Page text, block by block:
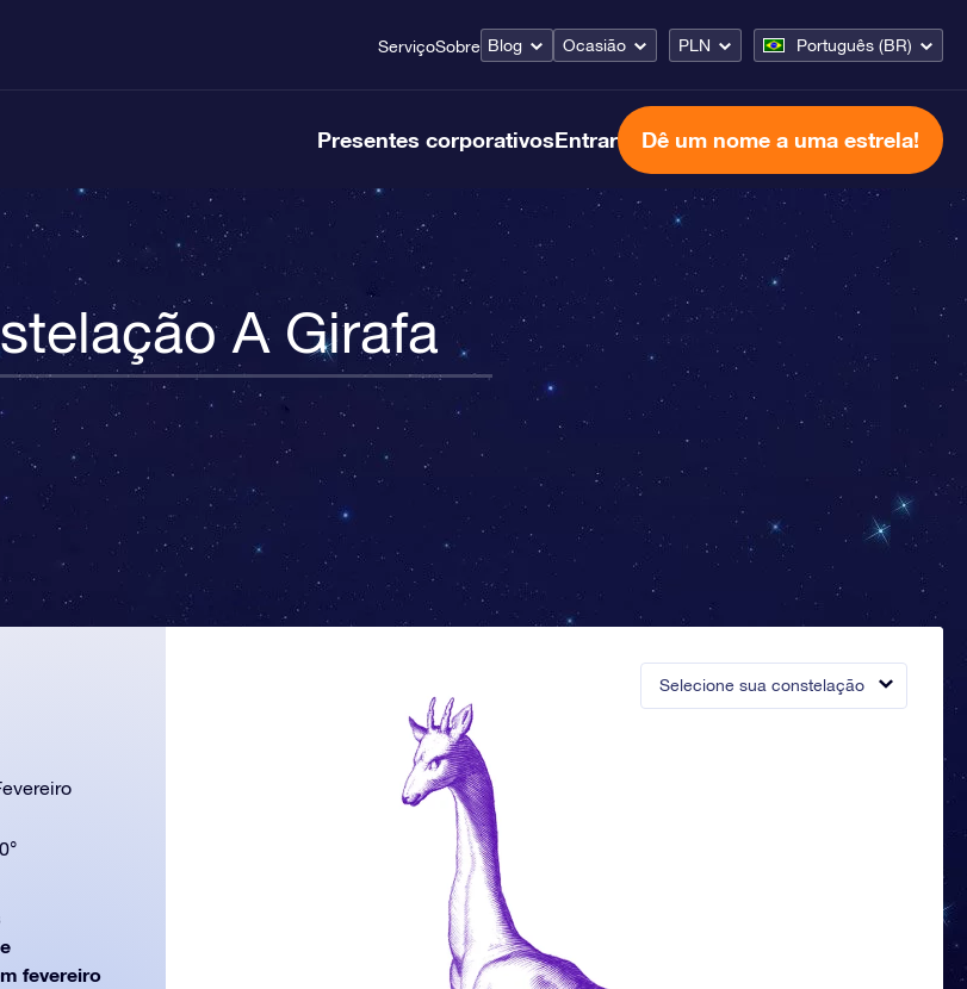
ServiçoSobre Blog Ocasião PLN Português (BR)
Presentes corporativosEntrar Dê um nome a uma estrela!
A Girafa
Selecione sua constelação
fevereiro